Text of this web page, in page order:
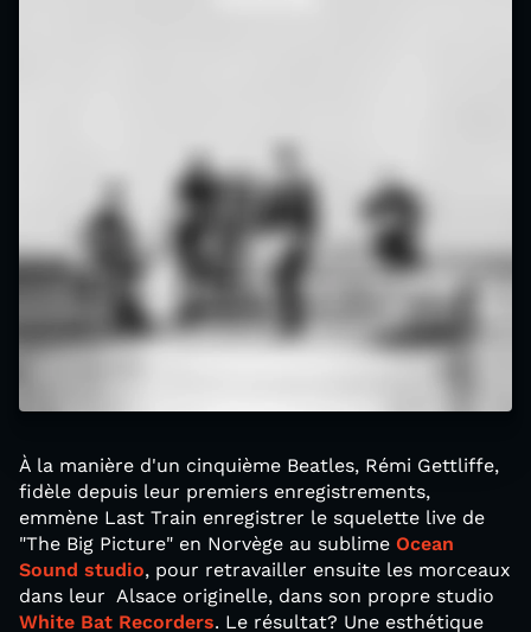
À la manière d'un cinquième Beatles, Rémi Gettliffe,
fidèle depuis leur premiers enregistrements,
emmène Last Train enregistrer le squelette live de
"The Big Picture" en Norvège au sublime Ocean
Sound studio, pour retravailler ensuite les morceaux
dans leur Alsace originelle, dans son propre studio
White Bat Recorders. Le résultat? Une esthétique